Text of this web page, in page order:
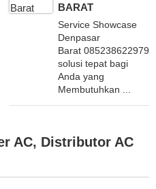
BARAT
Service Showcase
Denpasar
Barat 085238622979
solusi tepat bagi
Anda yang
Membutuhkan ...
AC, Distributor AC